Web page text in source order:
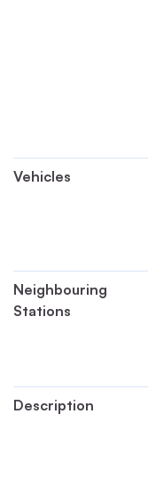
Vehicles
Neighbouring
Stations
Description